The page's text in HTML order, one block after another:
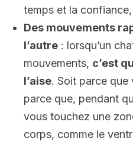
temps et la
Des mouvements
l’autre : lorsqu’un
mouvements, c’est
l’aise. Soit parce que
parce que, pendant
vous touchez une
corps, comme le